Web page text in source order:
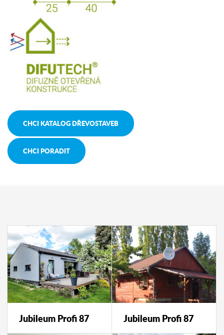
CHCI KATALOG DŘEVOSTAVEB
CHCI PORADIT
Jubileum Profi 87 Jubileum Profi 87